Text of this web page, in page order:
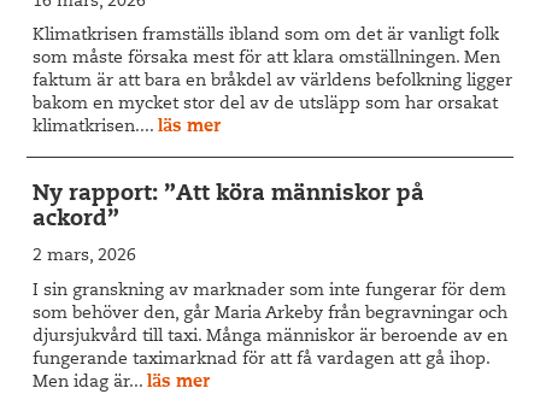
Klimatkrisen framställs ibland som om det är vanligt folk
som måste försaka mest för att klara omställningen. Men
faktum är att bara en bråkdel av världens befolkning ligger
bakom en mycket stor del av de utsläpp som har orsakat
klimatkrisen....läs mer
Ny rapport: ”Att köra människor på
ackord”
2 mars, 2026
I sin granskning av marknader som inte fungerar för dem
som behöver den, går Maria Arkeby från begravningar och
djursjukvård till taxi. Många människor är beroende av en
fungerande taximarknad för att få vardagen att gå ihop.
Men idag är...läs mer